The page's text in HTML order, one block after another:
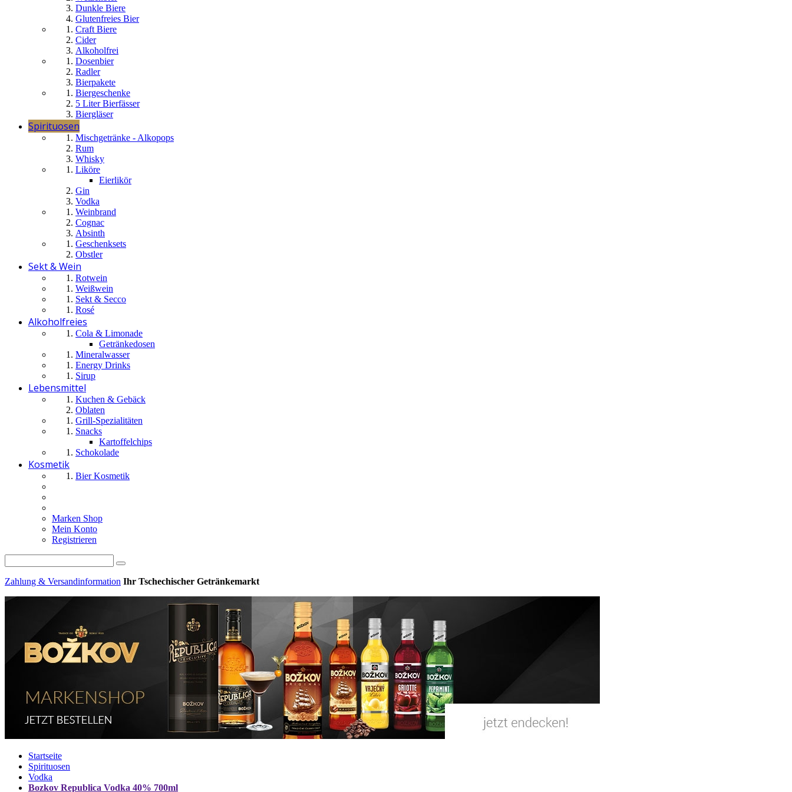
Dunkle Biere
Glutenfreies Bier
Craft Biere
Cider
Alkoholfrei
Dosenbier
Radler
Bierpakete
Biergeschenke
5 Liter Bierfässer
Biergläser
Spirituosen
Mischgetränke - Alkopops
Rum
Whisky
Liköre
Eierlikör
Gin
Vodka
Weinbrand
Cognac
Absinth
Geschenksets
Obstler
Sekt & Wein
Rotwein
Weißwein
Sekt & Secco
Rosé
Alkoholfreies
Cola & Limonade
Getränkedosen
Mineralwasser
Energy Drinks
Sirup
Lebensmittel
Kuchen & Gebäck
Oblaten
Grill-Spezialitäten
Snacks
Kartoffelchips
Schokolade
Kosmetik
Bier Kosmetik
Marken Shop
Mein Konto
Registrieren
Zahlung & Versandinformation Ihr Tschechischer Getränkemarkt
Startseite
Spirituosen
Vodka
Bozkov Republica Vodka 40% 700ml